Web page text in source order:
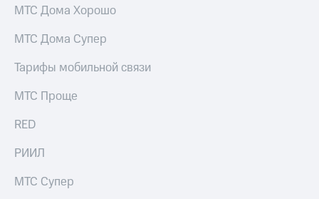
МТС Дома Хорошо
МТС Дома Супер
Тарифы мобильной связи
МТС Проще
RED
РИИЛ
МТС Супер